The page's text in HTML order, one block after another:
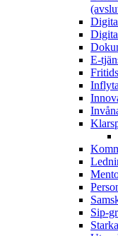
E-
Sip-